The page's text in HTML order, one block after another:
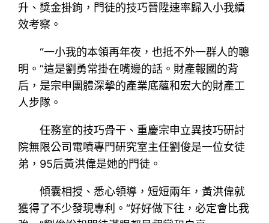
升、獎金掛鉤，門徒的技巧晉陞速率歸入小我績
效考察。
“一小我的本領再年夜，也抵不外一群人的聰
明。”這是劉勇常掛在嘴邊的話。財產報國的背
后，是宗申團體深摯的產業底蘊和宏大的財產工
人步隊。
任務室的技巧骨干、重慶宗申立異技巧研討
院無限公司電噴專門研究室主任劉俊是一位女徒
弟，95后黃洪偉是她的門徒。
傾囊相授、悉心領導，短短兩年，黃洪偉就
獲得了不少發現專利。“好好做下往，必定會比我